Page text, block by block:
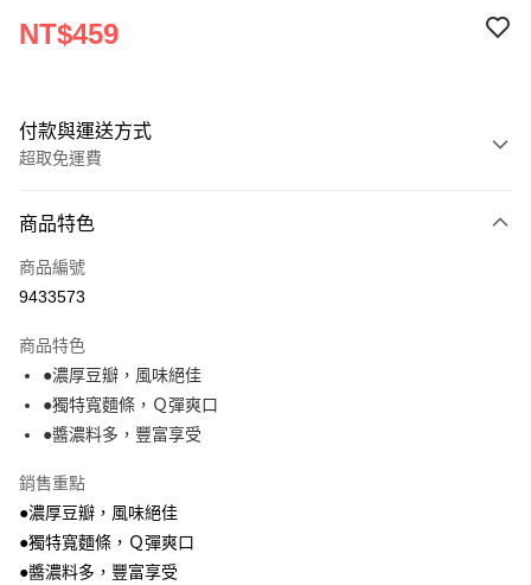
NT$459
付款與運送方式
超取免運費
全家線上支付
超商取貨付款
運送方式
全家取貨付款
免運費
免運費
商品特色
商品編號
9433573
商品特色
●濃厚豆瓣，風味絕佳
●獨特寬麵條，Ｑ彈爽口
●醬濃料多，豐富享受
銷售重點
●濃厚豆瓣，風味絕佳
●獨特寬麵條，Ｑ彈爽口
●醬濃料多，豐富享受